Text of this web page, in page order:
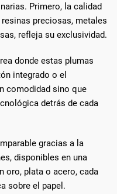
Primero, la calidad
preciosas, metales
refleja su exclusividad.
donde estas plumas
integrado o el
comodidad sino que
detrás de cada
gracias a la
disponibles en una
oro, plata o acero, cada
sobre el papel.